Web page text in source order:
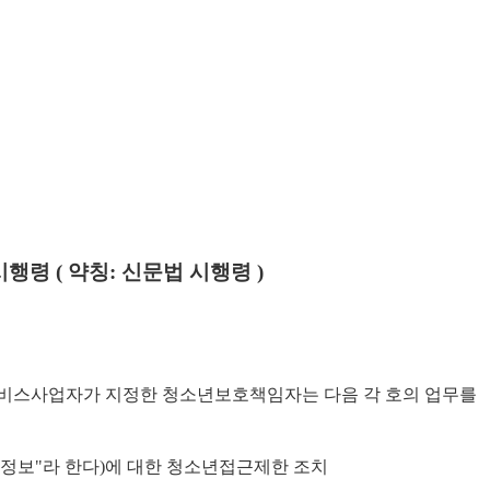
행령( 약칭: 신문법 시행령)
스사업자가 지정한 청소년보호책임자는 다음 각 호의 업무를
보 "라 한다)에 대한 청소년접근제한 조치